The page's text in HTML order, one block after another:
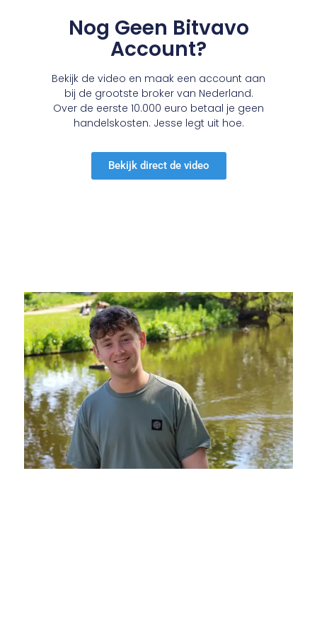
Nog Geen Bitvavo
Account?
Bekijk de video en maak een account aan
bij de grootste broker van Nederland.
Over de eerste 10.000 euro betaal je geen
handelskosten. Jesse legt uit hoe.
Bekijk direct de video